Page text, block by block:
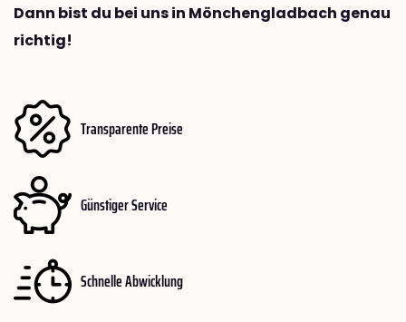
Dann bist du bei uns in Mönchengladbach genau
richtig!
Transparente Preise
Günstiger Service
Schnelle Abwicklung